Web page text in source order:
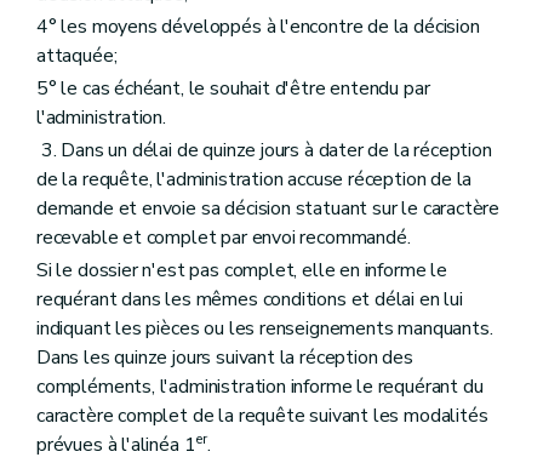
4° les moyens développés à l'encontre de la décision
attaquée;
5° le cas échéant, le souhait d'être entendu par
l'administration.
3. Dans un délai de quinze jours à dater de la réception
de la requête, l'administration accuse réception de la
demande et envoie sa décision statuant sur le caractère
recevable et complet par envoi recommandé.
Si le dossier n'est pas complet, elle en informe le
requérant dans les mêmes conditions et délai en lui
indiquant les pièces ou les renseignements manquants.
Dans les quinze jours suivant la réception des
compléments, l'administration informe le requérant du
caractère complet de la requête suivant les modalités
prévues à l'alinéa 1er.